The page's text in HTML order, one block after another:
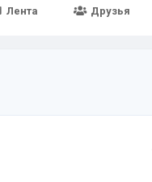
Лента Друзья